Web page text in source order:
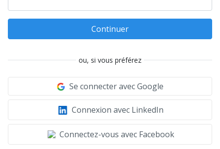
Continuer
ou, si vous préférez
Se connecter avec Google
Connexion avec LinkedIn
Connectez-vous avec Facebook